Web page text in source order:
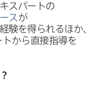
スパートの​
ス が​
験を​得られる​ほか、
から​直接指導を​